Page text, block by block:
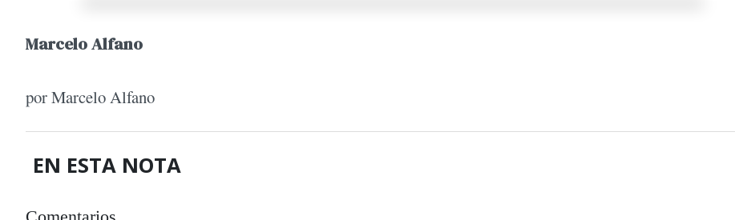
Marcelo Alfano
por Marcelo Alfano
EN ESTA NOTA